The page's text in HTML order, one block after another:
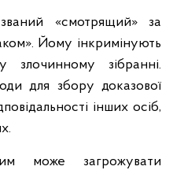
«смотрящий» за
Йому інкримінують
злочинному зібранні.
для збору доказової
інших осіб,
може загрожувати